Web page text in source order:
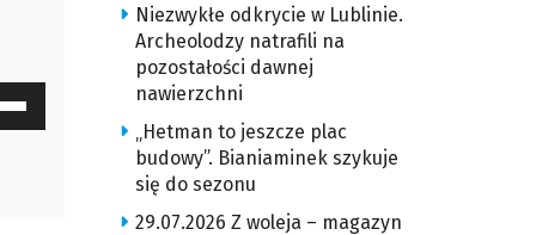
Niezwykłe odkrycie w Lublinie.
Archeolodzy natrafili na
pozostałości dawnej
nawierzchni
„Hetman to jeszcze plac
budowy”. Bianiaminek szykuje
się do sezonu
29.07.2026 Z woleja – magazyn